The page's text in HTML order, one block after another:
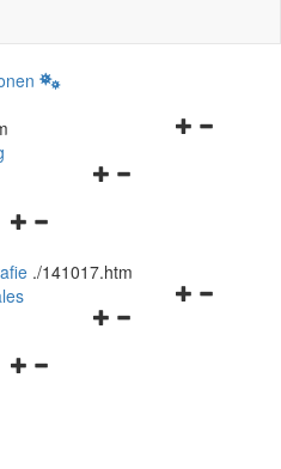
Navigationsmenü
Navigationsmenü
und
schließen
./141017.htm
Navigationsmenü
Navigationsmenü